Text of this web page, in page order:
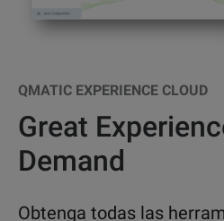
QMATIC EXPERIENCE CLOUD
Great
Demand
Obtenga todas las